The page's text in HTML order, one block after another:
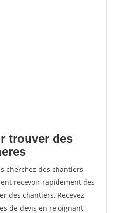
trouver des
cherchez des chantiers
recevoir rapidement des
des chantiers. Recevez
de devis en rejoignant